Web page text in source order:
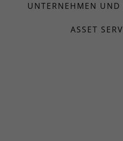
UNTERNEHMEN UND
ASSET